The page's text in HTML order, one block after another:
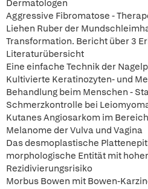
Dermatologen
Aggressive Fibromatose -
Liehen Ruber der
Transformation. Bericht über 3
Literaturübersicht
Eine einfache Technik der
Kultivierte Keratinozyten- und
Behandlung beim Menschen -
Schmerzkontrolle bei
Kutanes Angiosarkom im
Melanome der Vulva und Vagina
Das desmoplastische
morphologische Entität mit
Rezidivierungsrisiko
Morbus Bowen mit Bowen-